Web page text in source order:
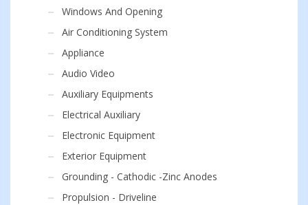
Windows And Opening
Air Conditioning System
Appliance
Audio Video
Auxiliary Equipments
Electrical Auxiliary
Electronic Equipment
Exterior Equipment
Grounding - Cathodic -Zinc Anodes
Propulsion - Driveline